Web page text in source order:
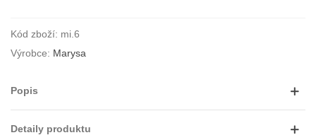
Kód zboží: mi.6
Výrobce: Marysa
Popis
Detaily produktu